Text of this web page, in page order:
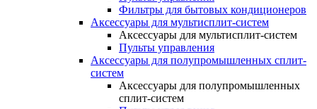
Фильтры для бытовых кондиционеров
Аксессуары для мультисплит-систем
Аксессуары для мультисплит-систем
Пульты управления
Аксессуары для полупромышленных сплит-
систем
Аксессуары для полупромышленных
сплит-систем